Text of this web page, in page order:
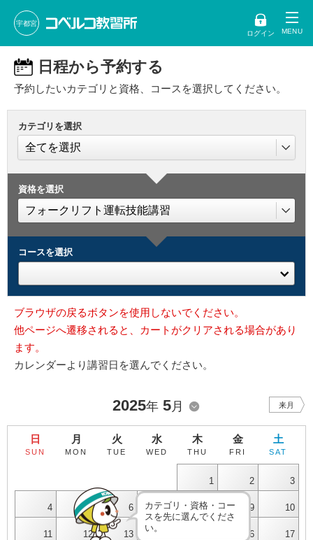
宇都宮
ログイン
日程から予約する
予約したいカテゴリと資格、コースを選択してください。
カテゴリを選択
資格を選択
コースを選択
ブラウザの戻るボタンを使用しないでください。
他ページへ遷移されると、カートがクリアされる場合があり
ます。
カレンダーより講習日を選んでください。
2025年 5月 来月
日
SUN
月
MON
火
TUE
水
WED
木
THU
金
FRI
土
SAT
1 2 3
4 5 6 7 8 9 10
11 12 13 16 17
カテゴリ・資格・コー
スを先に選んでくださ
い。